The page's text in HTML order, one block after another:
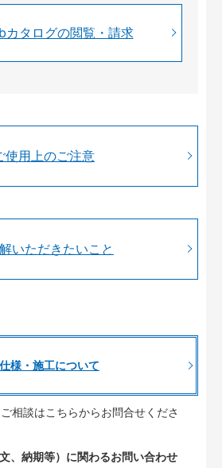
カタログの閲覧・請求
使用上のご注意
いただきたいこと
様・施工について
相談はこちらからお問合せくださ
、納期等）に関わるお問い合わせ